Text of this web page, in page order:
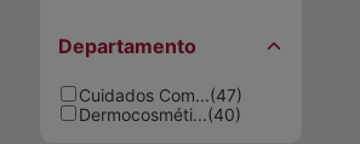
Departamento
Cuidados Com...(47)
Dermocosméti...(40)